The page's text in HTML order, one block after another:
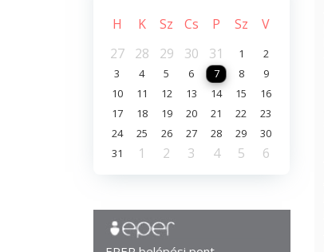
H K Sz Cs P Sz
V
27
28 29 30 31 1
2
3
4 5 6 7 8
9
10
11 12 13 14 15
16
17
18 19 20 21 22
23
24
25 26 27 28 29
30
31
1 2 3 4 5 6